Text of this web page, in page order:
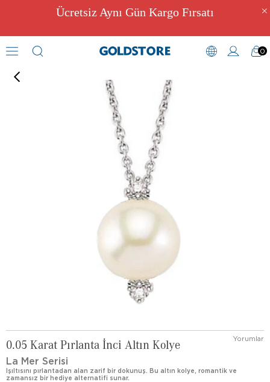
Ücretsiz Aynı Gün Kargo Fırsatı
0
Pırlantalı Kolye Modelleri
0.05 Karat Pırlanta İnci Altın Kolye Yorumlar
La Mer Serisi
Işıltısını pırlantadan alan zarif bir dokunuş. Bu altın kolye, romantik ve
zamansız bir hediye alternatifi sunar.